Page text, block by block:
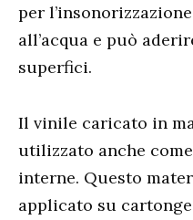
per
all’acqua e può
superfici.
Il vinile caricato in
utilizzato anche
interne. Questo
applicato su